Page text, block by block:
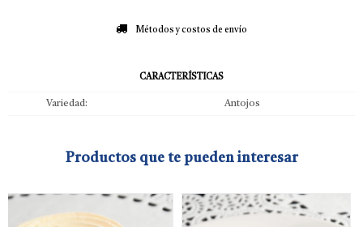
Métodos y costos de envío
CARACTERÍSTICAS
Variedad Antojos
Productos que te pueden interesar